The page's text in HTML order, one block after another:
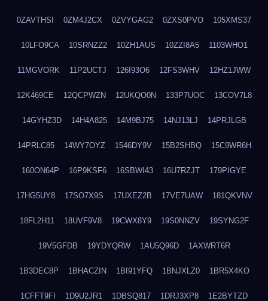
0ZAVTHSI 0ZM4J2CX 0ZVYGAG2 0ZXS0PVO 105XMS37
10LFO9CA 10SRNZZ2 10ZH1AUS 10ZZI8A5 1103WHO1
11MGVORK 11P2UCTJ 126I93O6 12FS3WHV 12HZ1JWW
12K469CE 12QCPWZN 12UKQO0N 133P7UOC 13COV7L8
14GYHZ3D 14H4A825 14M9BJ75 14NJ13LJ 14PRJLGB
14PRLC85 14WY7OYZ 1546DY9V 15B2SHBQ 15C9WR6H
160ON64P 16P9KSF6 16SBWI43 16U7RZJT 179PIGYE
17HG5UY8 17SO7X9S 17UXEZ2B 17VE7UAW 181QKVNV
18FL2H11 18UVF9V8 19CWX8Y9 19S0NNZV 19SYNG2F
19V5GFDB 19YDYQRW 1AU5Q96D 1AXWRT6R
1B3DEC8P 1BHACZIN 1BI91YFQ 1BNJXLZ0 1BR5X4KO
1CFFT9FI 1D9U2JR1 1DBSQ817 1DRJ3XP8 1E2BYTZD